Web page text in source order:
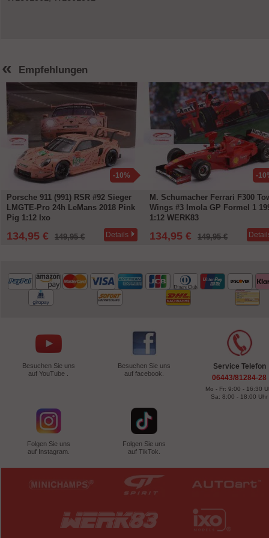
« Empfehlungen
-10%
Porsche 911 (991) RSR #92 Sieger
LMGTE-Pro 24h LeMans 2018 Pink
Pig 1:12 Ixo
134,95 € 149,95 € Details
-
M. Schumacher Ferrari F300
Wings #3 Imola GP Formel 1
1:12 WERK83
134,95 € 149,95 €
Besuchen Sie uns
auf YouTube .
Besuchen Sie uns
auf facebook.
Folgen Sie uns
auf Instagram.
Folgen Sie uns
auf TikTok.
Service Telefon
06443/81284-28
Mo - Fr: 9:00 - 16:30
Sa: 8:00 - 18:00 Uhr